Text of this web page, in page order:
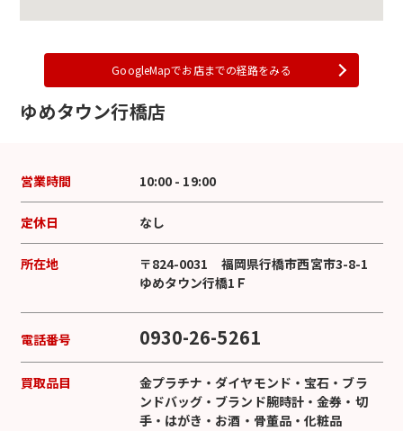
GoogleMapでお店までの経路をみる
ゆめタウン行橋店
営業時間 10:00 - 19:00
定休日 なし
所在地
〒824-0031 福岡県行橋市西宮市3-8-1
ゆめタウン行橋1Ｆ
電話番号 0930-26-5261
買取品目 金プラチナ ・ダイヤモンド ・ 宝石 ・ ブラ
ンドバッグ ・ ブランド腕時計 ・金券 ・ 切
手・ はがき ・ お酒 ・ 骨董品 ・化粧品